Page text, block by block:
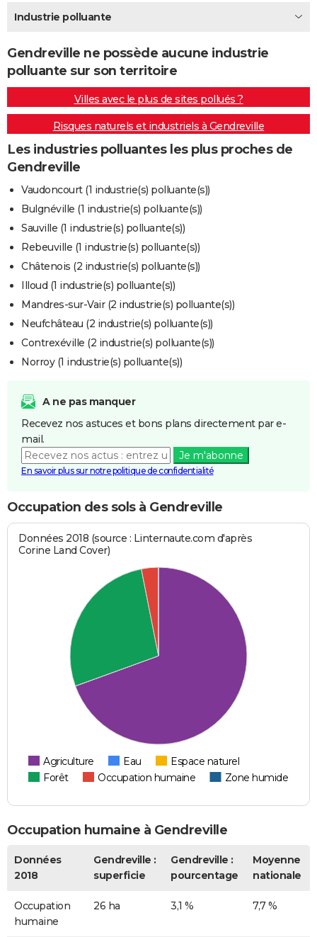
Destinations
City break
Voyage nature
Voyage de noces
Forum
Climat
+PHOTO
GUIDES D'ACHAT
BONS PLANS
CARTE DE VOEUX
Carte de Noël
Carte Bonne année
Carte Saint-Valentin
Carte Pâques
Carte d'anniversaire
DICTIONNAIRE
Dictionnaire
Biographies
Citations
Expressions
Proverbes
PROGRAMME TV
COPAINS D'AVANT
S'inscrire
Se connecter
Lycées
Collèges
Primaires
Universités
Entreprises
Service militaire
Avis de recherche
AVIS DE DÉCÈS
FORUM
Bricolage
Lifestyle
Culture
Sport
Auto
Television
Voyage
Cinema
Industrie polluante
Gendreville ne possède aucune industrie
polluante sur son territoire
Villes avec le plus de sites pollués ?
Risques naturels et industriels à Gendreville
Les industries polluantes les plus proches de
Gendreville
Vaudoncourt (1 industrie(s) polluante(s))
Bulgnéville (1 industrie(s) polluante(s))
Sauville (1 industrie(s) polluante(s))
Rebeuville (1 industrie(s) polluante(s))
Châtenois (2 industrie(s) polluante(s))
Illoud (1 industrie(s) polluante(s))
Mandres-sur-Vair (2 industrie(s) polluante(s))
Neufchâteau (2 industrie(s) polluante(s))
Contrexéville (2 industrie(s) polluante(s))
Norroy (1 industrie(s) polluante(s))
A ne pas manquer
Recevez nos astuces et bons plans directement par e-
mail.
Je m'abonne
En savoir plus sur notre politique de confidentialité
Occupation des sols à Gendreville
Données 2018 (source : Linternaute.com d'après
Corine Land Cover)
Agriculture Eau
Espace naturel
Forêt
Occupation humaine Zone humide
Occupation humaine à Gendreville
Données
2018
Gendreville :
superficie
Gendreville :
pourcentage
Moyenne
nationale
Occupation
humaine
26 ha 3,1 % 7,7 %